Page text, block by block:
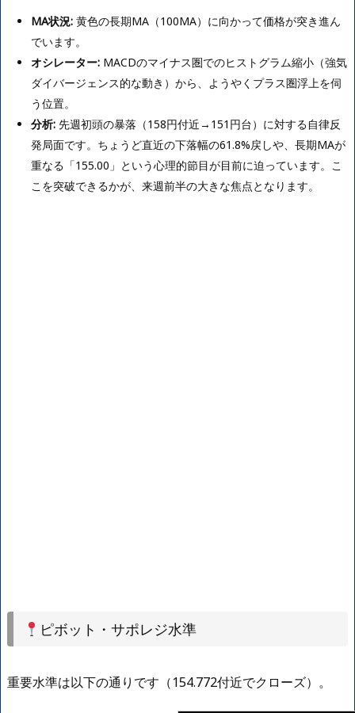
MA状況: 黄色の長期MA（100MA）に向かって価格が突き進ん
でいます。
オシレーター: MACDのマイナス圏でのヒストグラム縮小（強気
ダイバージェンス的な動き）から、ようやくプラス圏浮上を伺
う位置。
分析: 先週初頭の暴落（158円付近→151円台）に対する自律反
発局面です。ちょうど直近の下落幅の61.8%戻しや、長期MAが
重なる「155.00」という心理的節目が目前に迫っています。こ
こを突破できるかが、来週前半の大きな焦点となります。
ピボット・サポレジ水準
重要水準は以下の通りです（154.772付近でクローズ）。